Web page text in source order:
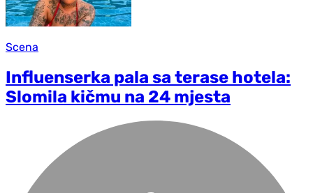
Scena
Influenserka pala sa terase hotela:
Slomila kičmu na 24 mjesta